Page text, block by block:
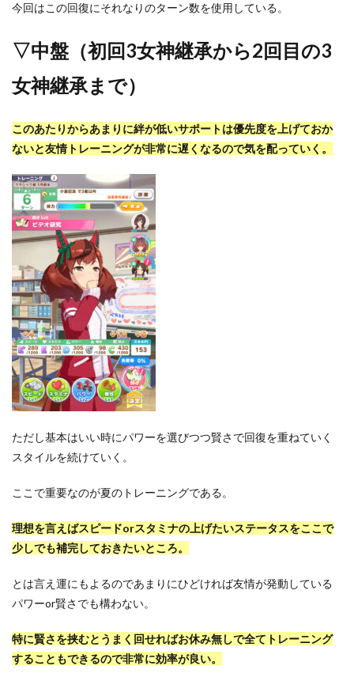
今回はこの回復にそれなりのターン数を使用している。
▽中盤（初回3女神継承から2回目の3
女神継承まで）
このあたりからあまりに絆が低いサポートは優先度を上げておか
ないと友情トレーニングが非常に遅くなるので気を配っていく。
ただし基本はいい時にパワーを選びつつ賢さで回復を重ねていく
スタイルを続けていく。
ここで重要なのが夏のトレーニングである。
理想を言えばスピードorスタミナの上げたいステータスをここで
少しでも補完しておきたいところ。
とは言え運にもよるのであまりにひどければ友情が発動している
パワーor賢さでも構わない。
特に賢さを挟むとうまく回せればお休み無しで全てトレーニング
することもできるので非常に効率が良い。